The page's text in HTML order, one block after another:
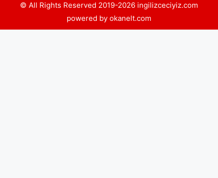
© All Rights Reserved 2019-2026 ingilizceciyiz.com
powered by okanelt.com